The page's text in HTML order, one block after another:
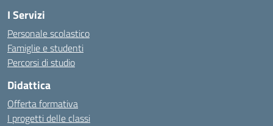
I Servizi
Personale scolastico
Famiglie e studenti
Percorsi di studio
Didattica
Offerta formativa
I progetti delle classi